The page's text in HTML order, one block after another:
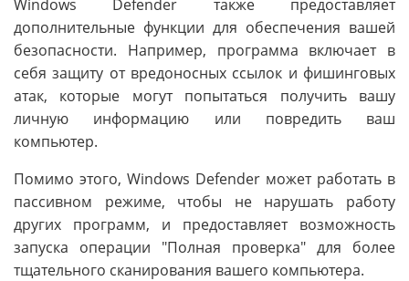
Windows Defender также предоставляет
дополнительные функции для обеспечения вашей
безопасности. Например, программа включает в
себя защиту от вредоносных ссылок и фишинговых
атак, которые могут попытаться получить вашу
личную информацию или повредить ваш
компьютер.
Помимо этого, Windows Defender может работать в
пассивном режиме, чтобы не нарушать работу
других программ, и предоставляет возможность
запуска операции "Полная проверка" для более
тщательного сканирования вашего компьютера.